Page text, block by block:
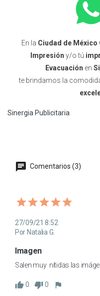
En la Ciudad de México
Impresión y/o tú
Evacuación en
te brindamos la
Sinergia Publicitaria
Comentarios (3)
27/09/21 8:52
Por Natalia G.
Imagen
Salen muy  nítidas las
0 0